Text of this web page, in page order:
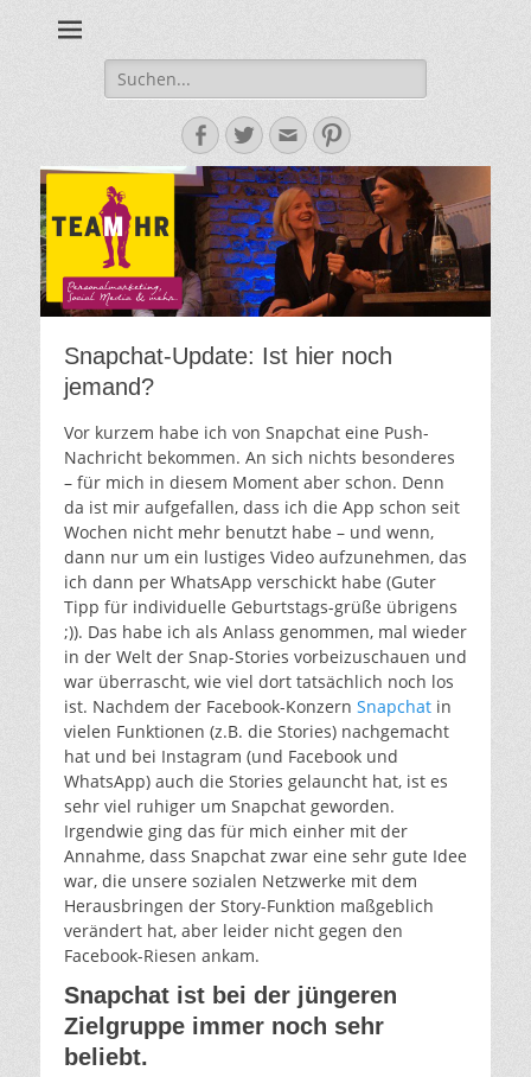
Blog
Suche
nach:
Facebook
Twitter
E-
Mail-
Adresse
Pinterest
Snapchat-Update: Ist hier noch
jemand?
Vor kurzem habe ich von Snapchat eine Push-
Nachricht bekommen. An sich nichts besonderes
– für mich in diesem Moment aber schon. Denn
da ist mir aufgefallen, dass ich die App schon seit
Wochen nicht mehr benutzt habe – und wenn,
dann nur um ein lustiges Video aufzunehmen, das
ich dann per WhatsApp verschickt habe (Guter
Tipp für individuelle Geburtstags-grüße übrigens
;)). Das habe ich als Anlass genommen, mal wieder
in der Welt der Snap-Stories vorbeizuschauen und
war überrascht, wie viel dort tatsächlich noch los
ist. Nachdem der Facebook-Konzern Snapchat in
vielen Funktionen (z.B. die Stories) nachgemacht
hat und bei Instagram (und Facebook und
WhatsApp) auch die Stories gelauncht hat, ist es
sehr viel ruhiger um Snapchat geworden.
Irgendwie ging das für mich einher mit der
Annahme, dass Snapchat zwar eine sehr gute Idee
war, die unsere sozialen Netzwerke mit dem
Herausbringen der Story-Funktion maßgeblich
verändert hat, aber leider nicht gegen den
Facebook-Riesen ankam.
Snapchat ist bei der jüngeren
Zielgruppe immer noch sehr
beliebt.